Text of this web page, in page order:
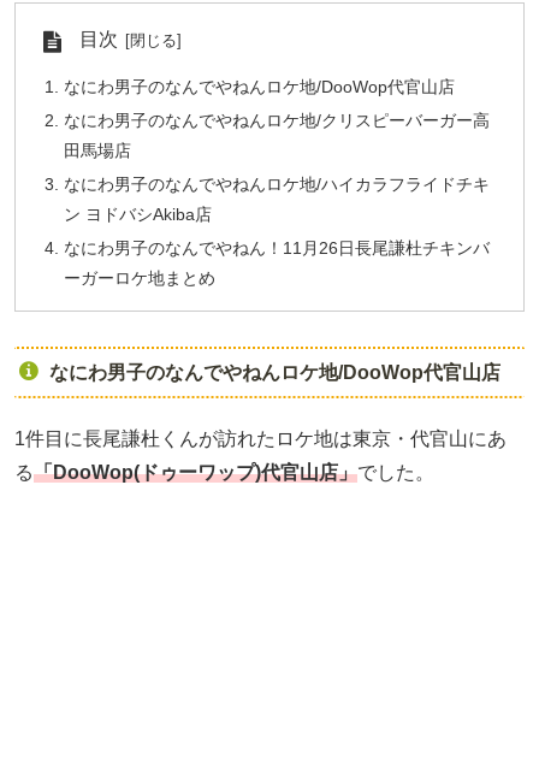
目次
なにわ男子のなんでやねんロケ地/DooWop代官山店
なにわ男子のなんでやねんロケ地/クリスピーバーガー高
田馬場店
なにわ男子のなんでやねんロケ地/ハイカラフライドチキ
ン ヨドバシAkiba店
なにわ男子のなんでやねん！11月26日長尾謙杜チキンバ
ーガーロケ地まとめ
なにわ男子のなんでやねんロケ地/DooWop代官山店
1件目に長尾謙杜くんが訪れたロケ地は東京・代官山にあ
る「DooWop(ドゥーワップ)代官山店」でした。